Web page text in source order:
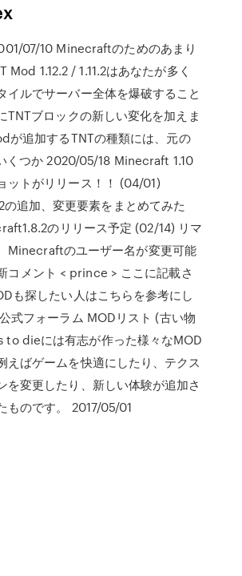
07/10 Minecraftのためのあまり
Mod 1.12.2 / 1.11.2はあなたが多く
イルでサーバー全体を爆破すること
TNTブロックの新しい変化を加えま
が追加するTNTの種類には、元の
くつか 2020/05/18 Minecraft 1.10
ットがリリース！！ (04/01)
追加、変更要素をまとめてみた
のリリース予定 (02/14) リマ
Minecraftのユーザー名が変更可能
コメント < prince > ここに記載さ
も探したい人はこちらを参考にし
式フォーラム MODリスト (古い物
to dieには有志が作った様々なMOD
えばゲームを快適にしたり、テクス
を変更したり、新しい体験が追加さ
ものです。 2017/05/01